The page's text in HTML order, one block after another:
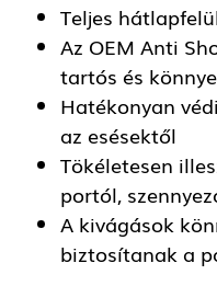
Teljes
Az OEM Anti
tartós és
Hatékonyan
az esésektől
Tökéletesen
portól,
A kivágások
biztosítanak a